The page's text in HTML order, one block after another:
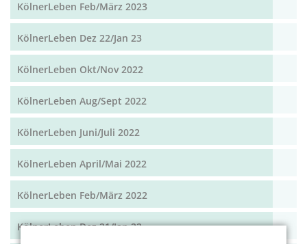
KölnerLeben Feb/März 2023
KölnerLeben Dez 22/Jan 23
KölnerLeben Okt/Nov 2022
KölnerLeben Aug/Sept 2022
KölnerLeben Juni/Juli 2022
KölnerLeben April/Mai 2022
KölnerLeben Feb/März 2022
KölnerLeben Dez 21/Jan 22